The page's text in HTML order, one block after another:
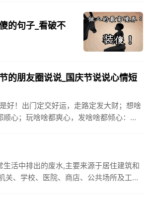
的句子_看破不
的朋友圈说说_国庆节说说心情短
好！出门定交好运，走路定发大财；想啥
顺心；玩啥啥都爽心，发啥啥都倾心：祝
生活中排出的废水,主要来源于居住建筑和
关、学校、医院、商店、公共场所及工业